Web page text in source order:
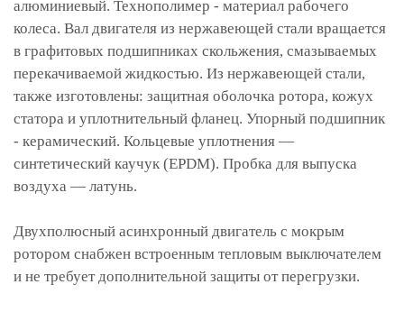
алюминиевый. Технополимер - материал рабочего
колеса. Вал двигателя из нержавеющей стали вращается
в графитовых подшипниках скольжения, смазываемых
перекачиваемой жидкостью. Из нержавеющей стали,
также изготовлены: защитная оболочка ротора, кожух
статора и уплотнительный фланец. Упорный подшипник
- керамический. Кольцевые уплотнения —
синтетический каучук (EPDM). Пробка для выпуска
воздуха — латунь.
Двухполюсный асинхронный двигатель с мокрым
ротором снабжен встроенным тепловым выключателем
и не требует дополнительной защиты от перегрузки.